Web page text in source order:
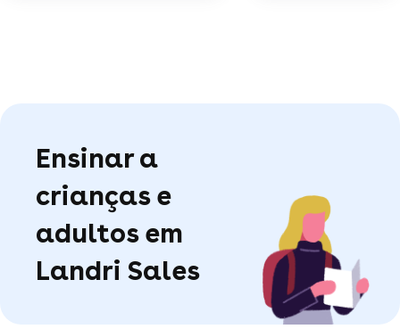
Ensinar a
crianças e
adultos em
Landri Sales